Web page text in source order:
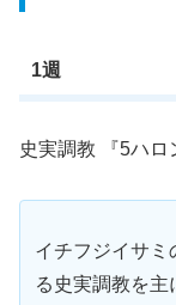
1週
史実調教 『5ハロ
イチフジイサミ
る史実調教を主